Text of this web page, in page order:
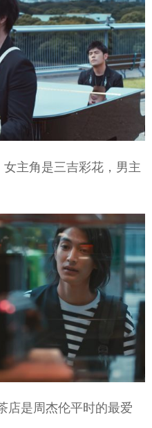
主角是三吉彩花，男主
店是周杰伦平时的最爱